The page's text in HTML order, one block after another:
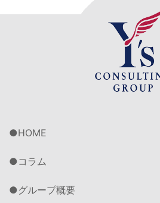
HOME
コラム
グループ概要